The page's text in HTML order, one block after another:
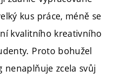
kus práce, méně se
kvalitního kreativního
Proto bohužel
nenaplňuje zcela svůj